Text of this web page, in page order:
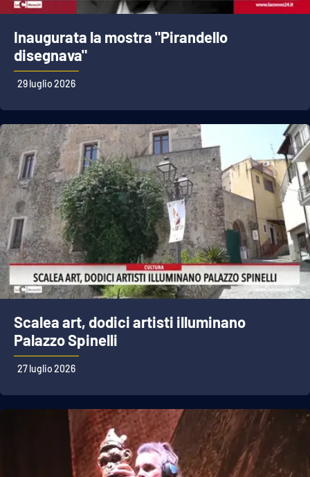
Inaugurata la mostra "Pirandello
disegnava"
29 luglio 2026
Scalea art, dodici artisti illuminano
Palazzo Spinelli
27 luglio 2026